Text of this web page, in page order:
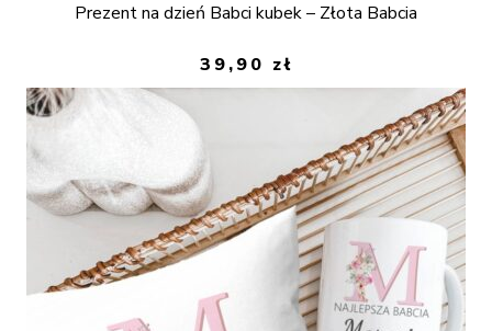
Prezent na dzień Babci kubek – Złota Babcia
39,90 zł